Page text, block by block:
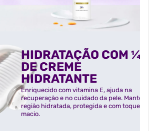
HIDRATAÇÃO COM ¼
DE CREME
HIDRATANTE
Enriquecido com vitamina E, ajuda na
recuperação e no cuidado da pele. Mantém a
região hidratada, protegida e com toque
macio.